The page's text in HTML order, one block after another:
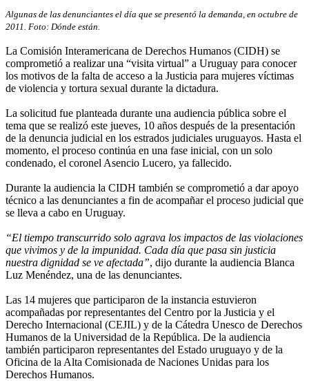
Algunas de las denunciantes el día que se presentó la demanda, en octubre de
2011. Foto: Dónde están.
La Comisión Interamericana de Derechos Humanos (CIDH) se
comprometió a realizar una “visita virtual” a Uruguay para conocer
los motivos de la falta de acceso a la Justicia para mujeres víctimas
de violencia y tortura sexual durante la dictadura.
La solicitud fue planteada durante una audiencia pública sobre el
tema que se realizó este jueves, 10 años después de la presentación
de la denuncia judicial en los estrados judiciales uruguayos. Hasta el
momento, el proceso continúa en una fase inicial, con un solo
condenado, el coronel Asencio Lucero, ya fallecido.
Durante la audiencia la CIDH también se comprometió a dar apoyo
técnico a las denunciantes a fin de acompañar el proceso judicial que
se lleva a cabo en Uruguay.
“El tiempo transcurrido solo agrava los impactos de las violaciones
que vivimos y de la impunidad. Cada día que pasa sin justicia
nuestra dignidad se ve afectada”, dijo durante la audiencia Blanca
Luz Menéndez, una de las denunciantes.
Las 14 mujeres que participaron de la instancia estuvieron
acompañadas por representantes del Centro por la Justicia y el
Derecho Internacional (CEJIL) y de la Cátedra Unesco de Derechos
Humanos de la Universidad de la República. De la audiencia
también participaron representantes del Estado uruguayo y de la
Oficina de la Alta Comisionada de Naciones Unidas para los
Derechos Humanos.